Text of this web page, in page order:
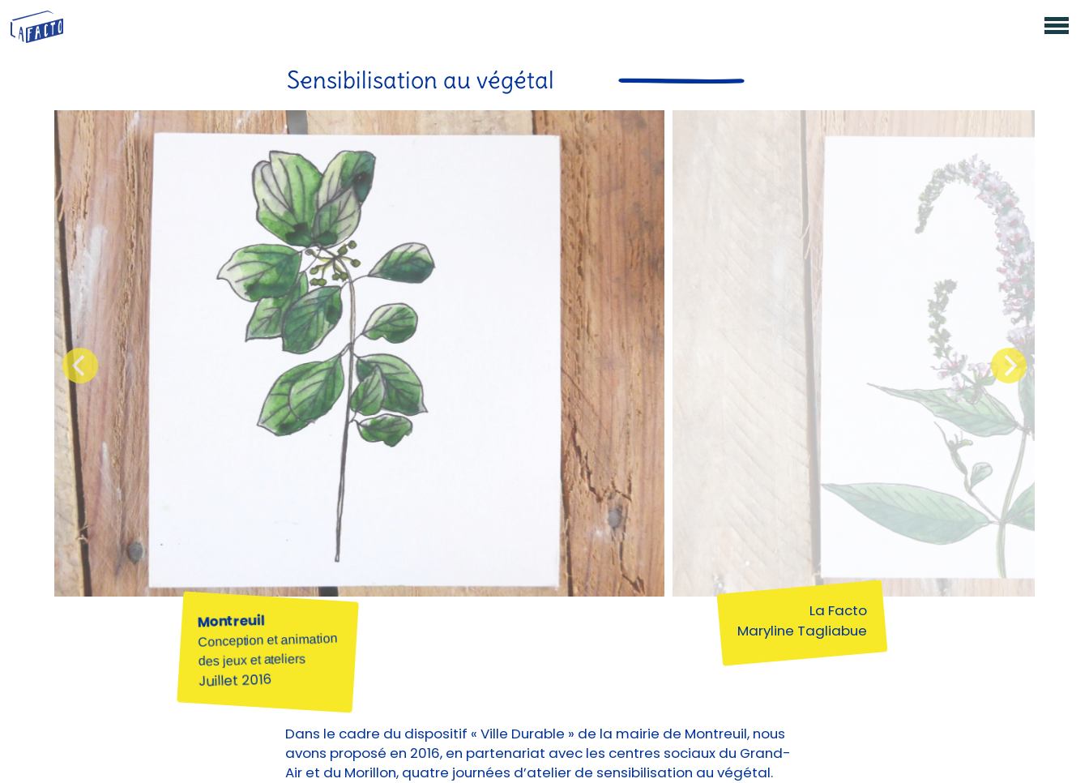
Sensibilisation au végétal
Montreuil
Conception et animation
des jeux et ateliers
Juillet 2016
La Facto
Maryline Tagliabue
Dans le cadre du dispositif « Ville Durable » de la mairie de Montreuil, nous
avons proposé en 2016, en partenariat avec les centres sociaux du Grand-
Air et du Morillon, quatre journées d’atelier de sensibilisation au végétal.